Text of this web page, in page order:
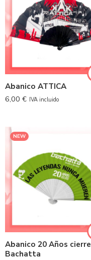
Abanico ATTICA
6,00 € IVA incluido
NEW
Abanico 20 Años cierre
Bachatta